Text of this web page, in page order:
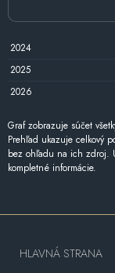
2024
2025
2026
Graf zobrazuje súčet
Prehľad ukazuje celkový
bez ohľadu na ich zdroj.
kompletné informácie.
HLAVNÁ STRANA